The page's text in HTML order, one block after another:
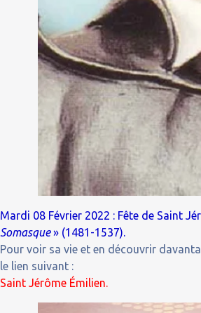
Mardi 08 Février 2022 : Fête de Saint
Somasque» (1481-1537).
Pour voir sa vie et en découvrir
le lien suivant :
Saint Jérôme Émilien.